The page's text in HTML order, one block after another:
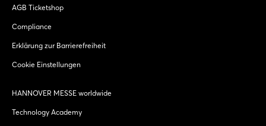
AGB Ticketshop
Compliance
Erklärung zur Barrierefreiheit
Cookie Einstellungen
HANNOVER MESSE worldwide
Technology Academy